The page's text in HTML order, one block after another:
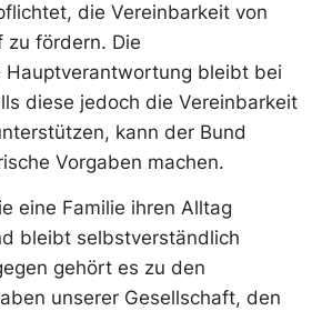
die Vereinbarkeit von
zu fördern. Die
Hauptverantwortung bleibt bei
diese jedoch die Vereinbarkeit
kann der Bund
Vorgaben machen.
eine Familie ihren Alltag
bleibt selbstverständlich
gehört es zu den
unserer Gesellschaft, den